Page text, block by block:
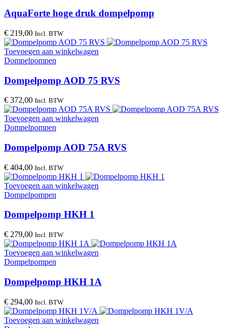
AquaForte hoge druk dompelpomp
€ 219,00 Incl. BTW
Toevoegen aan winkelwagen
Dompelpompen
Dompelpomp AOD 75 RVS
€ 372,00 Incl. BTW
Toevoegen aan winkelwagen
Dompelpompen
Dompelpomp AOD 75A RVS
€ 404,00 Incl. BTW
Toevoegen aan winkelwagen
Dompelpompen
Dompelpomp HKH 1
€ 279,00 Incl. BTW
Toevoegen aan winkelwagen
Dompelpompen
Dompelpomp HKH 1A
€ 294,00 Incl. BTW
Toevoegen aan winkelwagen